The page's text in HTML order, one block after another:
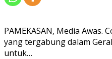
PAMEKASAN, Media Awas.
yang tergabung dalam
untuk…